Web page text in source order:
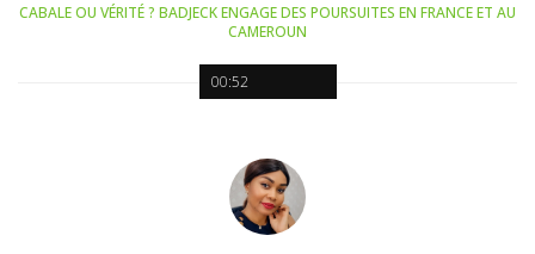
00:52
CABALE OU VÉRITÉ ? BADJECK ENGAGE DES POURSUITES EN FRANCE ET AU
CAMEROUN